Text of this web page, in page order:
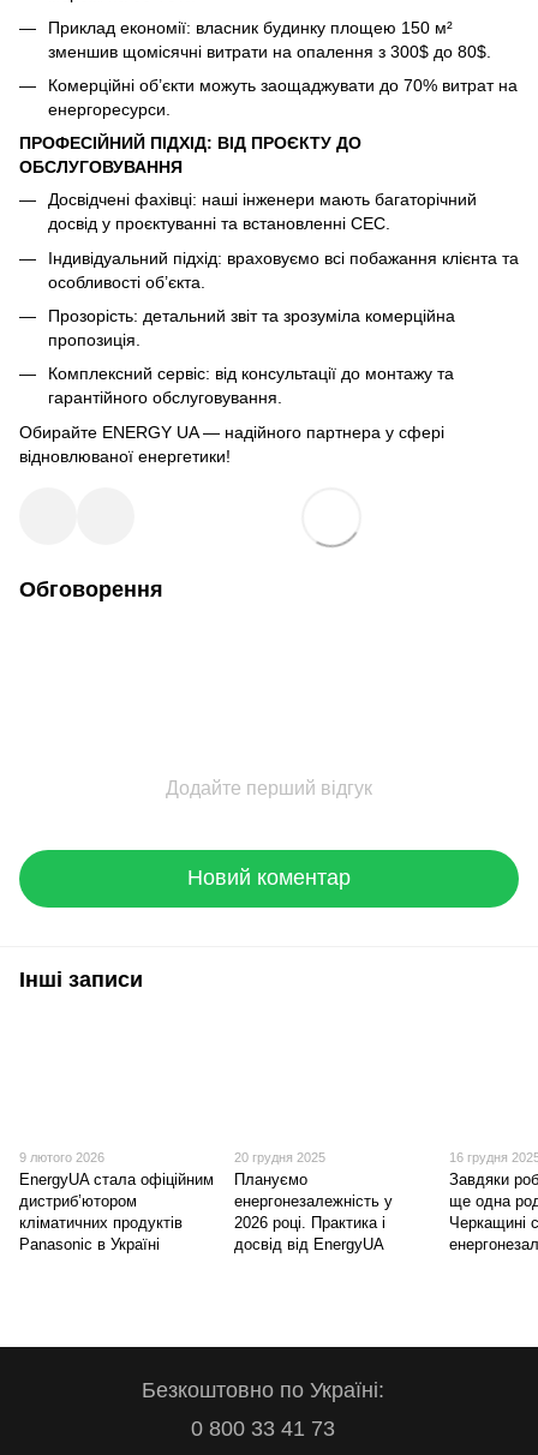
Приклад економії: власник будинку площею 150 м²
зменшив щомісячні витрати на опалення з 300$ до 80$.
Комерційні об’єкти можуть заощаджувати до 70% витрат на
енергоресурси.
ПРОФЕСІЙНИЙ ПІДХІД: ВІД ПРОЄКТУ ДО
ОБСЛУГОВУВАННЯ
Досвідчені фахівці: наші інженери мають багаторічний
досвід у проєктуванні та встановленні СЕС.
Індивідуальний підхід: враховуємо всі побажання клієнта та
особливості об’єкта.
Прозорість: детальний звіт та зрозуміла комерційна
пропозиція.
Комплексний сервіс: від консультації до монтажу та
гарантійного обслуговування.
Обирайте ENERGY UA — надійного партнера у сфері
відновлюваної енергетики!
Обговорення
Додайте перший відгук
Новий коментар
Інші записи
9 лютого 2026
EnergyUA стала офіційним
дистриб’ютором
кліматичних продуктів
Panasonic в Україні
20 грудня 2025
Плануємо
енергонезалежність у
2026 році. Практика і
досвід від EnergyUA
16 грудня
Завдяки
ще одна
Черкащині
Безкоштовно по Україні:
0 800 33 41 73